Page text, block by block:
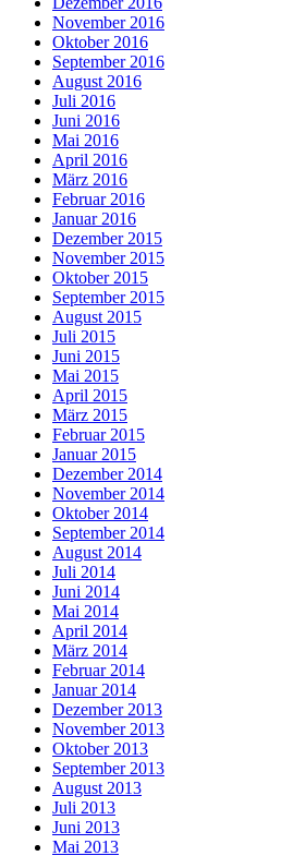
November 2016
Oktober 2016
September 2016
August 2016
Juli 2016
Juni 2016
Mai 2016
April 2016
März 2016
Februar 2016
Januar 2016
Dezember 2015
November 2015
Oktober 2015
September 2015
August 2015
Juli 2015
Juni 2015
Mai 2015
April 2015
März 2015
Februar 2015
Januar 2015
Dezember 2014
November 2014
Oktober 2014
September 2014
August 2014
Juli 2014
Juni 2014
Mai 2014
April 2014
März 2014
Februar 2014
Januar 2014
Dezember 2013
November 2013
Oktober 2013
September 2013
August 2013
Juli 2013
Juni 2013
Mai 2013